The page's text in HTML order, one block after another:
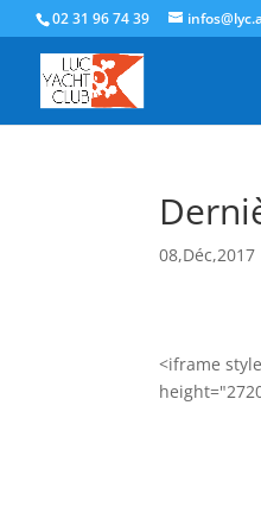
02 31 96 74 39
08,Déc,2017
<iframe